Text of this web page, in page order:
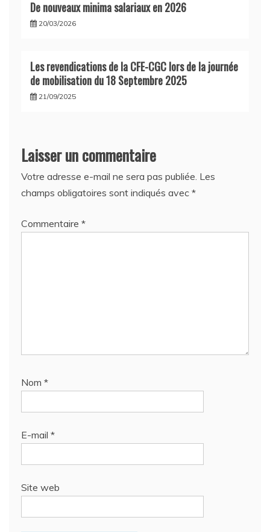
De nouveaux minima salariaux en 2026
20/03/2026
Les revendications de la CFE-CGC lors de la journée
de mobilisation du 18 Septembre 2025
21/09/2025
Laisser un commentaire
Votre adresse e-mail ne sera pas publiée. Les
champs obligatoires sont indiqués avec *
Commentaire *
Nom *
E-mail *
Site web